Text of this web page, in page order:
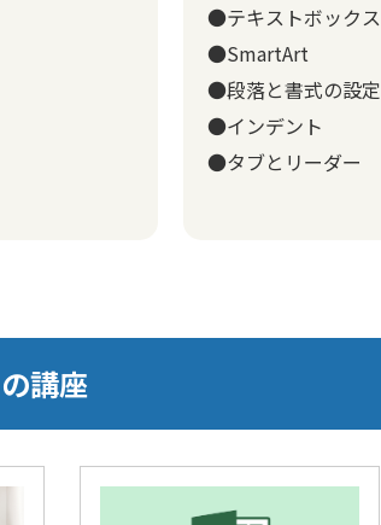
●テキストボックス
●SmartArt
●段落と書式の設定
●インデント
●タブとリーダー
講座